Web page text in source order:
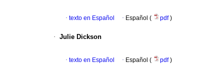
· texto en Español · Español ( pdf)
· Julie Dickson
· texto en Español · Español ( pdf)